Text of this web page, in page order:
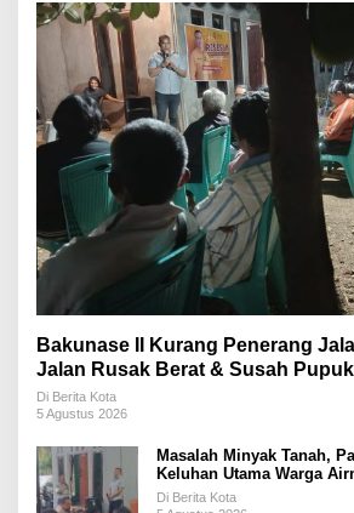
Bakunase II Kurang Penerang
Jalan Rusak Berat & Susah
Di Berita Kota
5 Agustus 2026
Masalah Minyak Tanah,
Keluhan Utama Warga
Di Berita Kota